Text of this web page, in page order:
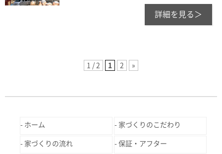
詳細を見る＞
1 / 2 1 2 »
ホーム 家づくりのこだわり
家づくりの流れ 保証・アフター